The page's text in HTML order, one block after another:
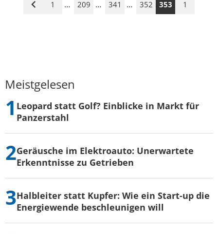
Vorige
1 … 209 … 341 … 352 353 1
Meistgelesen
Leopard statt Golf? Einblicke in Markt für
Panzerstahl
Geräusche im Elektroauto: Unerwartete
Erkenntnisse zu Getrieben
Halbleiter statt Kupfer: Wie ein Start-up die
Energiewende beschleunigen will